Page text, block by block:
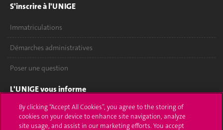
S'inscrire à l'UNIGE
Immatriculations
Démarches administratives
Poser une question
L'UNIGE vous informe
UNIGE Mobile
By clicking “Accept All Cookies”, you agree to the storing of
cookies on your device to enhance site navigation, analyze
site usage, and assist in our marketing efforts. You accept